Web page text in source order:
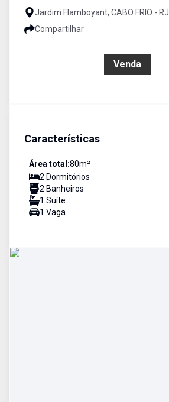
Jardim Flamboyant, CABO FRIO - RJ
Compartilhar
Venda
Características
Área total:80m²
2 Dormitórios
2 Banheiros
1 Suíte
1 Vaga